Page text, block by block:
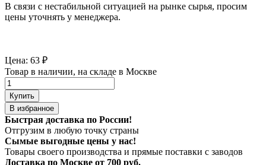
В связи с нестабильной ситуацией на рынке сырья, просим
цены уточнять у менеджера.
Цена: 63 ₽
Товар в наличии, на складе в Москве
Купить
В избранное
Быстрая доставка по России!
Отгрузим в любую точку страны
Сымые выгодные цены у нас!
Товары своего производства и прямые поставки с заводов
Доставка по Москве от 700 руб.